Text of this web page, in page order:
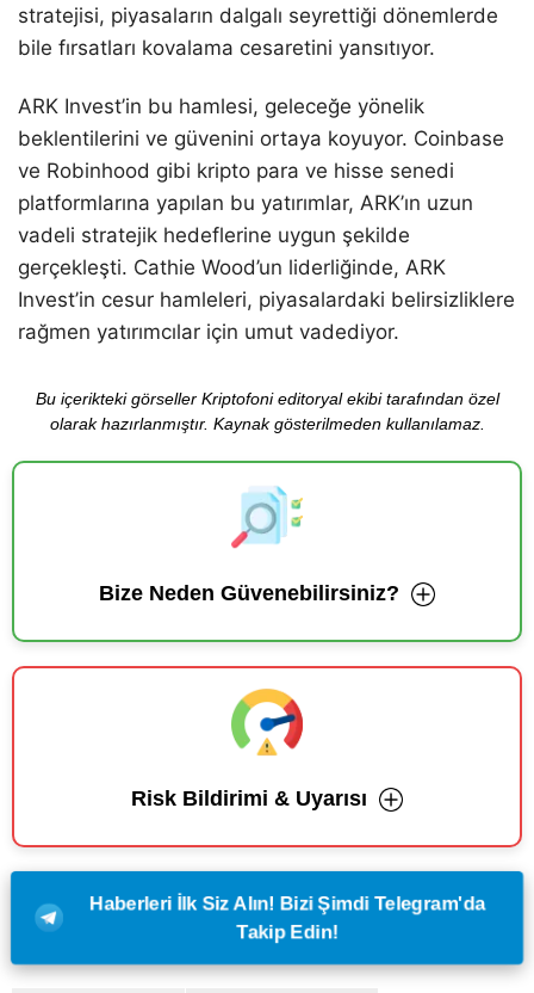
stratejisi, piyasaların dalgalı seyrettiği dönemlerde
bile fırsatları kovalama cesaretini yansıtıyor.
ARK Invest’in bu hamlesi, geleceğe yönelik
beklentilerini ve güvenini ortaya koyuyor. Coinbase
ve Robinhood gibi kripto para ve hisse senedi
platformlarına yapılan bu yatırımlar, ARK’ın uzun
vadeli stratejik hedeflerine uygun şekilde
gerçekleşti. Cathie Wood’un liderliğinde, ARK
Invest’in cesur hamleleri, piyasalardaki belirsizliklere
rağmen yatırımcılar için umut vadediyor.
Bu içerikteki görseller Kriptofoni editoryal ekibi tarafından özel
olarak hazırlanmıştır. Kaynak gösterilmeden kullanılamaz.
Bize Neden Güvenebilirsiniz?
Risk Bildirimi & Uyarısı
Haberleri İlk Siz Alın! Bizi Şimdi Telegram'da
Takip Edin!